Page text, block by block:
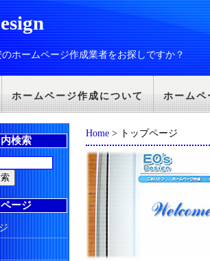
ホームページ作成業者をお探しですか？
ホームページ作成について ホームペ
Home > トップページ
検索
ージ